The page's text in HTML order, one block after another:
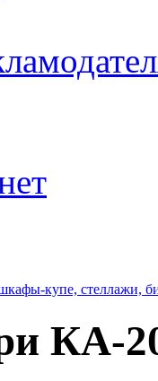
купе, стеллажи,
КА-